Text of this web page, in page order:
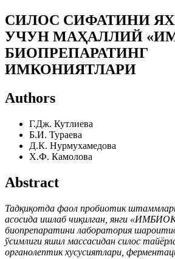
СИЛОС СИФАТИНИ
УЧУН МАҲАЛЛИЙ
БИОПРЕПАРАТИНГ
ИМКОНИЯТЛАРИ
Authors
Г.Дж. Кутлиева
Б.И. Тураева
Д.К. Нурмухамедова
Х.Ф. Камолова
Abstract
Тадқиқотда фаол пробиотик
асосида ишлаб чиқилган, янги
биопрепаратини лаборатория
ўсимлиги яшил массасидан силос
органолептик хусусиятлари,